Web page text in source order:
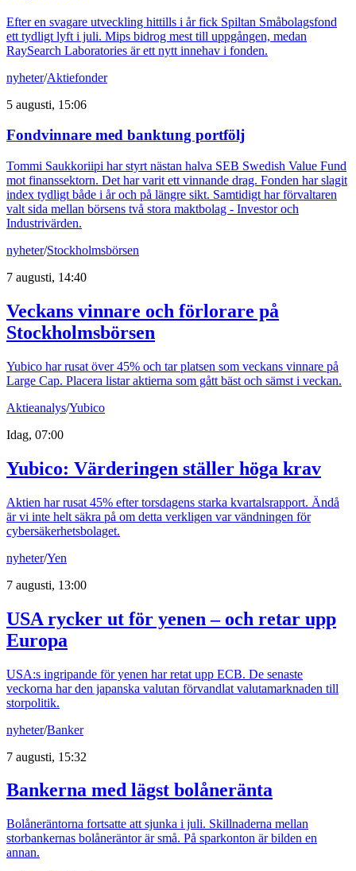
Efter en svagare utveckling hittills i år fick Spiltan Småbolagsfond
ett tydligt lyft i juli. Mips bidrog mest till uppgången, medan
RaySearch Laboratories är ett nytt innehav i fonden.
nyheter/Aktiefonder
5 augusti, 15:06
Fondvinnare med banktung portfölj
Tommi Saukkoriipi har styrt nästan halva SEB Swedish Value Fund
mot finanssektorn. Det har varit ett vinnande drag. Fonden har slagit
index tydligt både i år och på längre sikt. Samtidigt har förvaltaren
valt sida mellan börsens två stora maktbolag - Investor och
Industrivärden.
nyheter/Stockholmsbörsen
7 augusti, 14:40
Veckans vinnare och förlorare på
Stockholmsbörsen
Yubico har rusat över 45% och tar platsen som veckans vinnare på
Large Cap. Placera listar aktierna som gått bäst och sämst i veckan.
Aktieanalys/Yubico
Idag, 07:00
Yubico: Värderingen ställer höga krav
Aktien har rusat 45% efter torsdagens starka kvartalsrapport. Ändå
är vi inte helt säkra på om detta verkligen var vändningen för
cybersäkerhetsbolaget.
nyheter/Yen
7 augusti, 13:00
USA rycker ut för yenen – och retar upp
Europa
USA:s ingripande för yenen har retat upp ECB. De senaste
veckorna har den japanska valutan förvandlat valutamarknaden till
storpolitik.
nyheter/Banker
7 augusti, 15:32
Bankerna med lägst bolåneränta
Bolåneräntorna fortsatte att sjunka i juli. Skillnaderna mellan
storbankernas bolåneräntor är små. På sparkonton är bilden en
annan.